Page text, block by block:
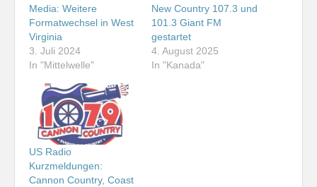
Media: Weitere
Formatwechsel in West
Virginia
3. Juli 2024
In "Mittelwelle"
New Country 107.3 und
101.3 Giant FM
gestartet
4. August 2025
In "Kanada"
US Radio
Kurzmeldungen:
Cannon Country, Coast